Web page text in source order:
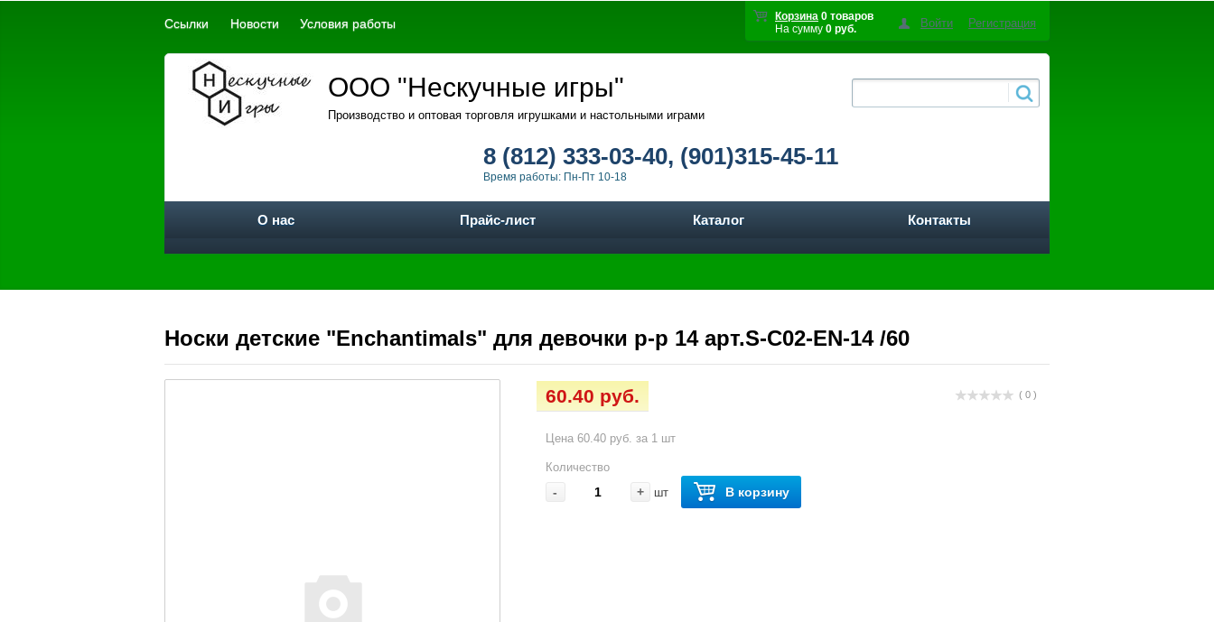
Корзина 0 товаров
На сумму 0 руб. Войти Регистрация
Ссылки Новости Условия работы
ООО "Нескучные игры"
Производство и оптовая торговля игрушками и настольными играми
8 (812) 333-03-40, (901)315-45-11
Время работы: Пн-Пт 10-18
О нас Прайс-лист Каталог Контакты
Носки детские "Enchantimals" для девочки р-р 14 арт.S-C02-EN-14 /60
( 0 )
60.40 руб.
Цена 60.40 руб. за 1 шт
Количество
- + шт В корзину